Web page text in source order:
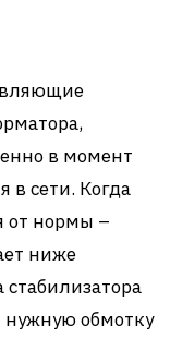
в момент
в сети. Когда
от нормы –
ниже
стабилизатора
нужную обмотку